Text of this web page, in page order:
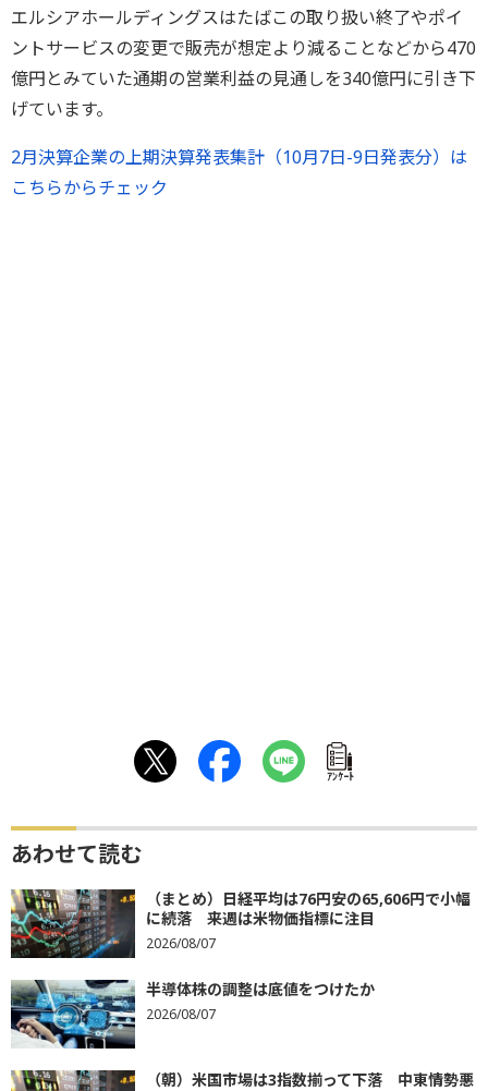
エルシアホールディングスはたばこの取り扱い終了やポイ
ントサービスの変更で販売が想定より減ることなどから470
億円とみていた通期の営業利益の見通しを340億円に引き下
げています。
2月決算企業の上期決算発表集計（10月7日-9日発表分）は
こちらからチェック
ｱﾝｹｰﾄ
あわせて読む
（まとめ）日経平均は76円安の65,606円で小幅
に続落 来週は米物価指標に注目
2026/08/07
半導体株の調整は底値をつけたか
2026/08/07
（朝）米国市場は3指数揃って下落 中東情勢悪